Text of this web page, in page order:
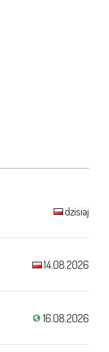
dzisiaj
14.08.2026
16.08.2026